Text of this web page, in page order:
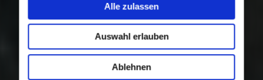
Alle zulassen
Auswahl erlauben
Ablehnen